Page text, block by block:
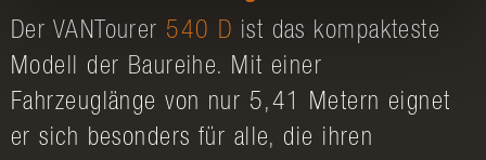
Der VANTourer 540 D ist das kompakteste
Modell der Baureihe. Mit einer
Fahrzeuglänge von nur 5,41 Metern eignet
er sich besonders für alle, die ihren